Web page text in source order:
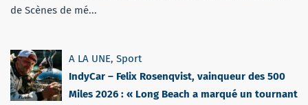
de Scènes de mé...
A LA UNE, Sport
IndyCar – Felix Rosenqvist, vainqueur des 500
Miles 2026 : « Long Beach a marqué un tournant